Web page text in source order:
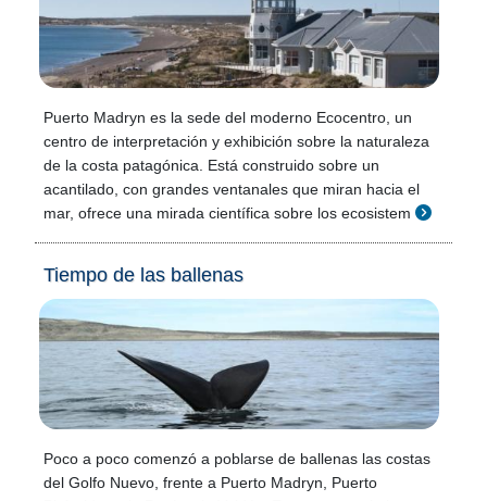
Puerto Madryn es la sede del moderno Ecocentro, un
centro de interpretación y exhibición sobre la naturaleza
de la costa patagónica. Está construido sobre un
acantilado, con grandes ventanales que miran hacia el
mar, ofrece una mirada científica sobre los ecosistem
Tiempo de las ballenas
Poco a poco comenzó a poblarse de ballenas las costas
del Golfo Nuevo, frente a Puerto Madryn, Puerto